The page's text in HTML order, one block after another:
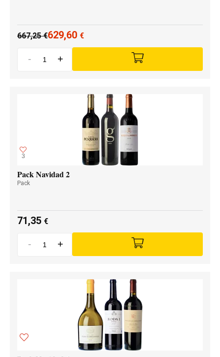
667,25€629,60 €
- +
3
Pack Navidad 2
Pack
71,35 €
- +